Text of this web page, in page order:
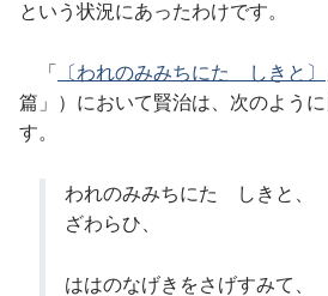
という状況にあったわけです。
「 〔われのみみちにたゞしきと〕
篇」）において賢治は、次のよう
す。
われのみみちにたゞしきと
ざわらひ、
ははのなげきをさげすみて、